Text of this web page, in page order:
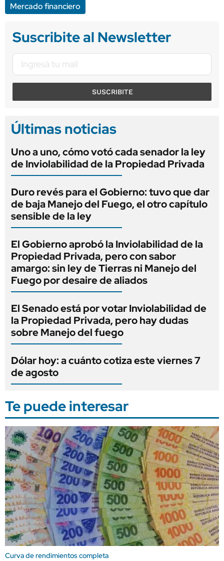
Mercado financiero
Suscribite al Newsletter
SUSCRIBITE
Últimas noticias
Uno a uno, cómo votó cada senador la ley
de Inviolabilidad de la Propiedad Privada
Duro revés para el Gobierno: tuvo que dar
de baja Manejo del Fuego, el otro capítulo
sensible de la ley
El Gobierno aprobó la Inviolabilidad de la
Propiedad Privada, pero con sabor
amargo: sin ley de Tierras ni Manejo del
Fuego por desaire de aliados
El Senado está por votar Inviolabilidad de
la Propiedad Privada, pero hay dudas
sobre Manejo del fuego
Dólar hoy: a cuánto cotiza este viernes 7
de agosto
Te puede interesar
Curva de rendimientos completa